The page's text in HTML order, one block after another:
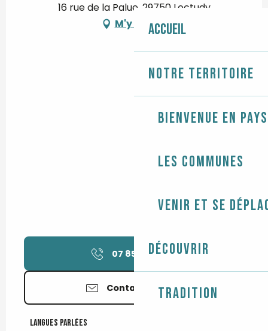
Accueil
Notre territoire
Bienvenue en
Les communes
Venir et se
Découvrir
Tradition
16 rue de la Palue, 29750 Loctudy
M'y rendre
07 85 96 02▒▒
Contactez-nous
Langues parlées
Langues parlées